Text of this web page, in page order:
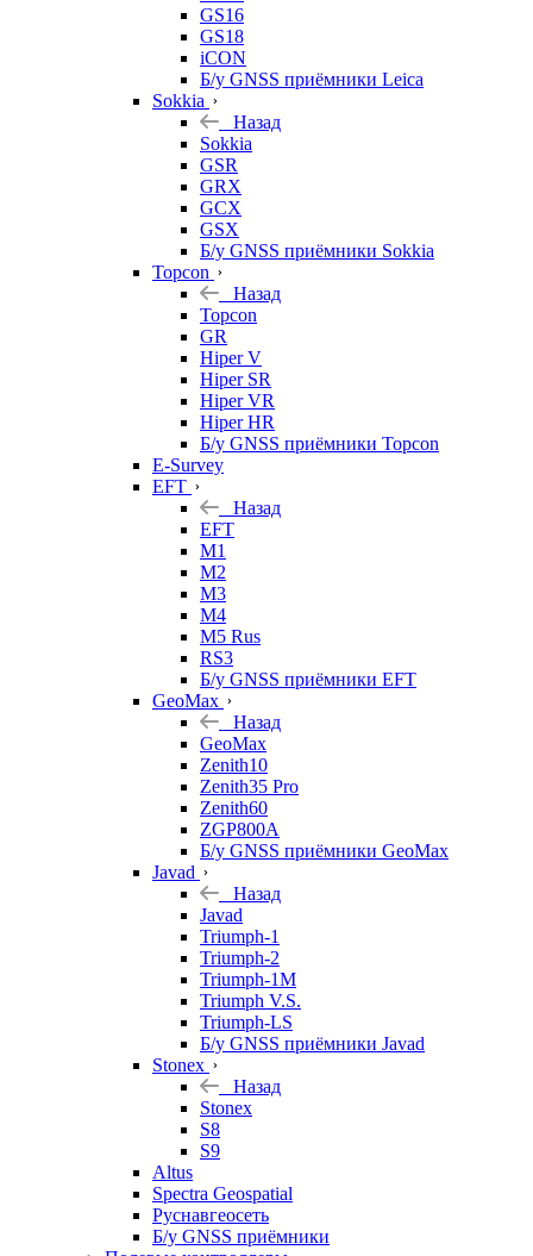
GS16
GS18
iCON
Б/у GNSS приёмники Leica
Sokkia
Назад
Sokkia
GSR
GRX
GCX
GSX
Б/у GNSS приёмники Sokkia
Topcon
Назад
Topcon
GR
Hiper V
Hiper SR
Hiper VR
Hiper HR
Б/у GNSS приёмники Topcon
E-Survey
EFT
Назад
EFT
M1
M2
M3
M4
M5 Rus
RS3
Б/у GNSS приёмники EFT
GeoMax
Назад
GeoMax
Zenith10
Zenith35 Pro
Zenith60
ZGP800A
Б/у GNSS приёмники GeoMax
Javad
Назад
Javad
Triumph-1
Triumph-2
Triumph-1M
Triumph V.S.
Triumph-LS
Б/у GNSS приёмники Javad
Stonex
Назад
Stonex
S8
S9
Altus
Spectra Geospatial
Руснавгеосеть
Б/у GNSS приёмники